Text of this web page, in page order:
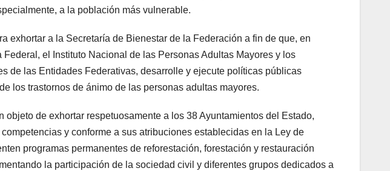
a la población más vulnerable.
exhortar a la Secretaría de Bienestar de la Federación a fin de que, en
el Instituto Nacional de las Personas Adultas Mayores y los
de las Entidades Federativas, desarrolle y ejecute políticas públicas
los trastornos de ánimo de las personas adultas mayores.
objeto de exhortar respetuosamente a los 38 Ayuntamientos del Estado,
y conforme a sus atribuciones establecidas en la Ley de
programas permanentes de reforestación, forestación y restauración
la participación de la sociedad civil y diferentes grupos dedicados a